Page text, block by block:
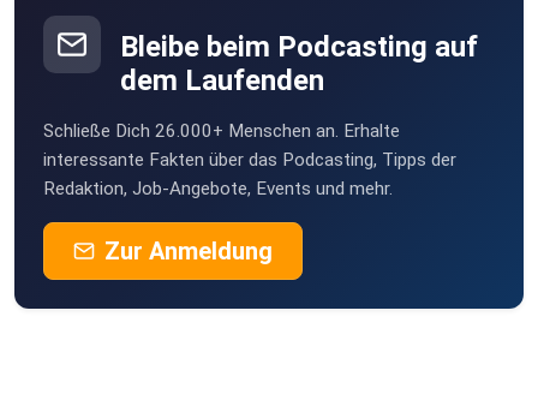
Bleibe beim Podcasting auf
dem Laufenden
Schließe Dich 26.000+ Menschen an. Erhalte
interessante Fakten über das Podcasting, Tipps der
Redaktion, Job-Angebote, Events und mehr.
Zur Anmeldung